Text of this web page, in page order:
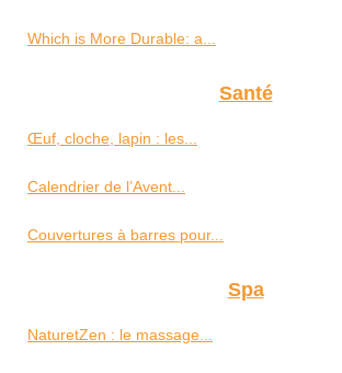
Which is More Durable: a...
Santé
Œuf, cloche, lapin : les...
Calendrier de l’Avent...
Couvertures à barres pour...
Spa
NaturetZen : le massage...